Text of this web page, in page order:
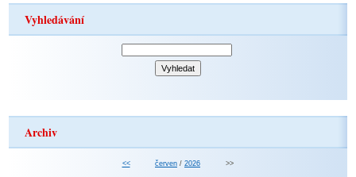
Vyhledávání
Archiv
<< červen / 2026 >>